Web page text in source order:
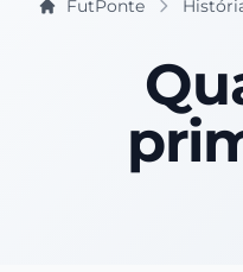
FutPonte